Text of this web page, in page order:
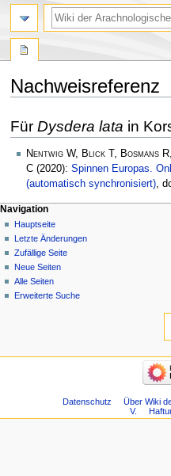
Nachweisreferenz
Navigation
springen
Suche
springen
Für Dysdera lata in
Nentwig W, Blick T, Bosmans
C (2020): Spinnen Europas.
(automatisch synchronisiert),
Navigation
Hauptseite
Letzte Änderungen
Zufällige Seite
Neue Seiten
Alle Seiten
Erweiterte Suche
Datenschutz
Über Wiki
V.